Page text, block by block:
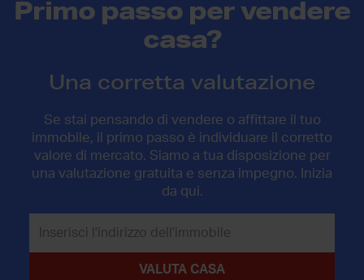
Primo passo per vendere
casa?
Una corretta valutazione
Se stai pensando di vendere o affittare il tuo
immobile, il primo passo è individuare il corretto
valore di mercato. Siamo a tua disposizione per
una valutazione gratuita e senza impegno. Inizia
da qui.